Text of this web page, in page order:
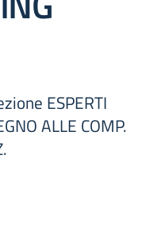
ESPERTI
ALLE COMP.